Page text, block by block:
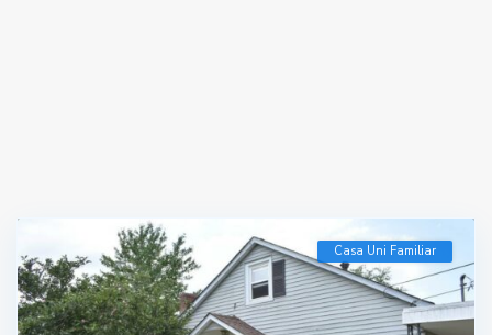
Casa Uni Familiar